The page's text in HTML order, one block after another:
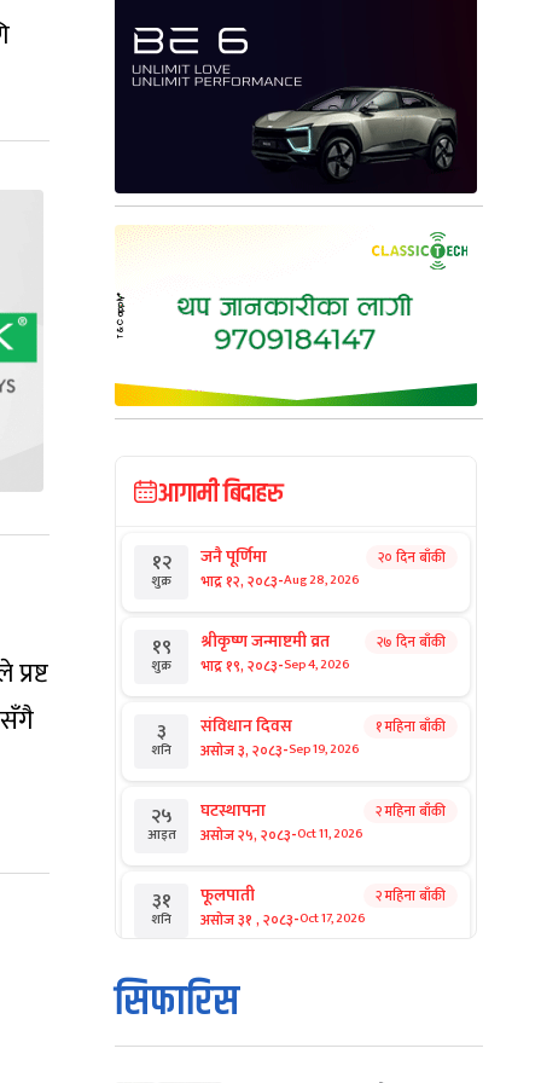
आगामी बिदाहरु
१२
शुक्र
जनै पूर्णिमा
भाद्र १२, २०८३-Aug 28, 2026
२० दिन बाँकी
१९
शुक्र
श्रीकृष्ण जन्माष्टमी व्रत
भाद्र १९, २०८३-Sep 4, 2026
२७ दिन बाँकी
३
शनि
संविधान दिवस
असोज ३, २०८३-Sep 19, 2026
१ महिना बाँकी
२५
आइत
घटस्थापना
असोज २५, २०८३-Oct 11, 2026
२ महिना बाँकी
३१
शनि
फूलपाती
असोज ३१ , २०८३-Oct 17, 2026
२ महिना बाँकी
१
आइत
कार्तिक सङ्क्रान्ति
कार्तिक १, २०८३
सिफारिस